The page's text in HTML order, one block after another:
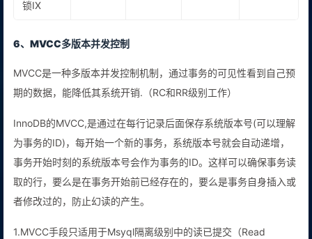
锁IX
6、MVCC多版本并发控制
MVCC是一种多版本并发控制机制，通过事务的可见性看到自己预
期的数据，能降低其系统开销.（RC和RR级别工作）
InnoDB的MVCC,是通过在每行记录后面保存系统版本号(可以理解
为事务的ID)，每开始一个新的事务，系统版本号就会自动递增，
事务开始时刻的系统版本号会作为事务的ID。这样可以确保事务读
取的行，要么是在事务开始前已经存在的，要么是事务自身插入或
者修改过的，防止幻读的产生。
1.MVCC手段只适用于Msyql隔离级别中的读已提交（Read